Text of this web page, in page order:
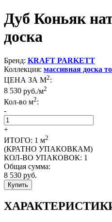
Дуб Коньяк
доска
Бренд: KRAFT PARKETT
Коллекция: массивная доска
ЦЕНА ЗА М2:
8 530 руб./м2
Кол-во м2:
-
+
ИТОГО: 1 м2
(КРАТНО УПАКОВКАМ)
КОЛ-ВО УПАКОВОК: 1
Общая сумма:
8 530 руб.
Купить